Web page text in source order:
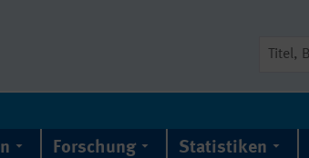
Forschung Statistiken